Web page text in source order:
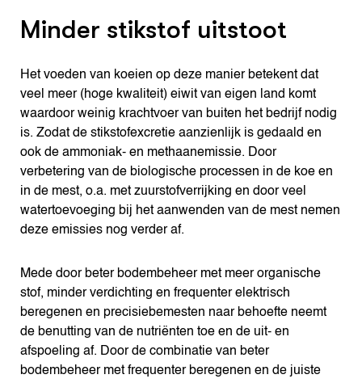
Minder stikstof uitstoot
Het voeden van koeien op deze manier betekent dat
veel meer (hoge kwaliteit) eiwit van eigen land komt
waardoor weinig krachtvoer van buiten het bedrijf nodig
is. Zodat de stikstofexcretie aanzienlijk is gedaald en
ook de ammoniak- en methaanemissie. Door
verbetering van de biologische processen in de koe en
in de mest, o.a. met zuurstofverrijking en door veel
watertoevoeging bij het aanwenden van de mest nemen
deze emissies nog verder af.
Mede door beter bodembeheer met meer organische
stof, minder verdichting en frequenter elektrisch
beregenen en precisiebemesten naar behoefte neemt
de benutting van de nutriënten toe en de uit- en
afspoeling af. Door de combinatie van beter
bodembeheer met frequenter beregenen en de juiste